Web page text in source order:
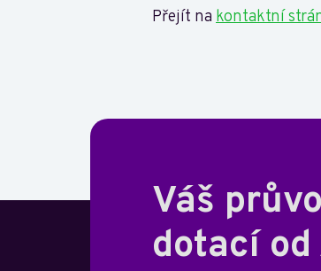
Přejít na kontaktní
Váš
dotací od